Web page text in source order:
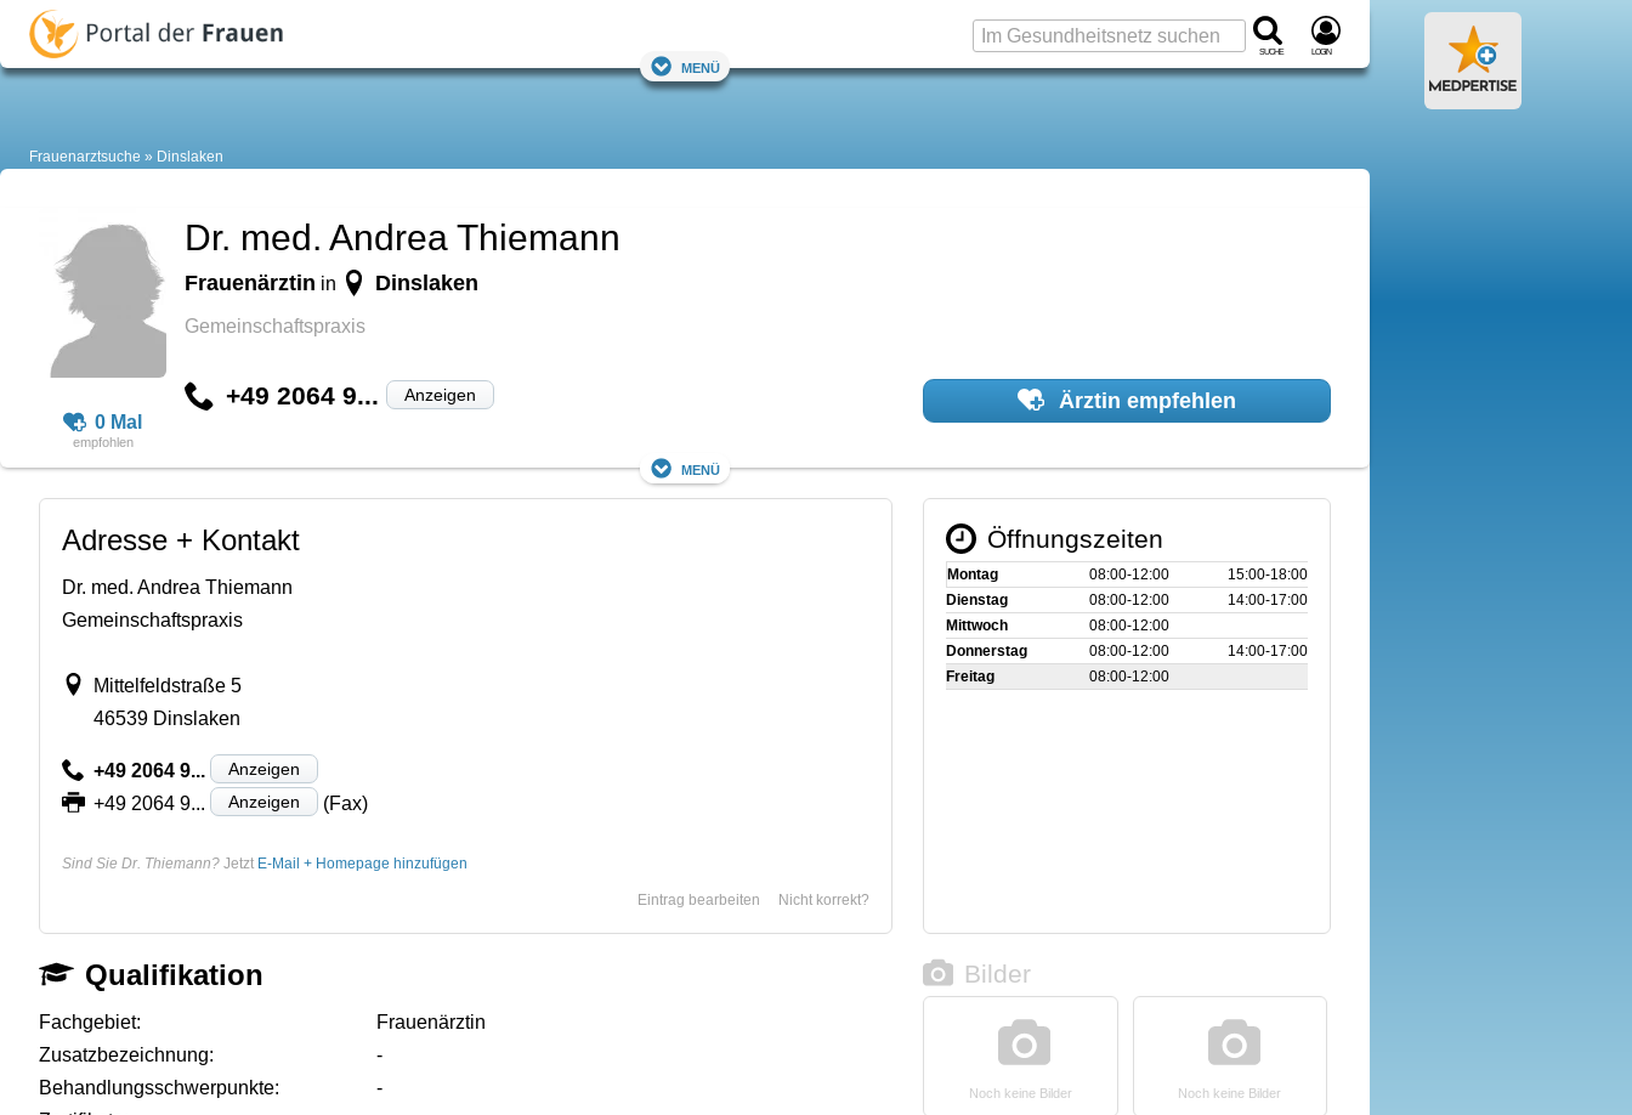
Suche Login
Menü
Frauenarztsuche Dinslaken
0 Mal
Dr. med. Andrea Thiemann
Frauenärztin in Dinslaken
Gemeinschaftspraxis
+49 2064 9... Anzeigen Ärztin empfehlen
Menü
Adresse + Kontakt
Dr. med. Andrea Thiemann
Gemeinschaftspraxis
Mittelfeldstraße 5
46539 Dinslaken
+49 2064 9... Anzeigen
+49 2064 9... Anzeigen (Fax)
Sind Sie Dr. Thiemann? Jetzt E-Mail + Homepage hinzufügen
Nicht korrekt?
Eintrag bearbeiten
Öffnungszeiten
Montag 08:00‑12:00
15:00‑18:00
Dienstag
08:00‑12:00
14:00‑17:00
Mittwoch
08:00‑12:00
Donnerstag
08:00‑12:00
14:00‑17:00
Freitag
08:00‑12:00
Qualifikation
Fachgebiet:
Frauenärztin
Zusatzbezeichnung:
-
Behandlungsschwerpunkte:
-
Bilder
Noch keine Bilder Noch keine Bilder